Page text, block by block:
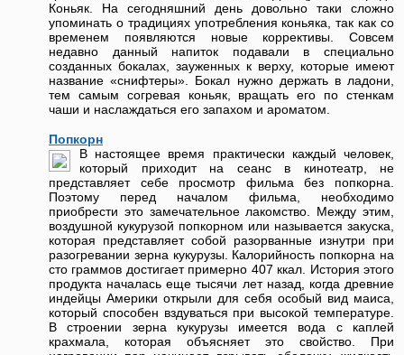
Коньяк. На сегодняшний день довольно таки сложно
упоминать о традициях употребления коньяка, так как со
временем появляются новые коррективы. Совсем
недавно данный напиток подавали в специально
созданных бокалах, зауженных к верху, которые имеют
название «снифтеры». Бокал нужно держать в ладони,
тем самым согревая коньяк, вращать его по стенкам
чаши и наслаждаться его запахом и ароматом.
Попкорн
В настоящее время практически каждый человек,
который приходит на сеанс в кинотеатр, не
представляет себе просмотр фильма без попкорна.
Поэтому перед началом фильма, необходимо
приобрести это замечательное лакомство. Между этим,
воздушной кукурузой попкорном или называется закуска,
которая представляет собой разорванные изнутри при
разогревании зерна кукурузы. Калорийность попкорна на
сто граммов достигает примерно 407 ккал. История этого
продукта началась еще тысячи лет назад, когда древние
индейцы Америки открыли для себя особый вид маиса,
который способен вздуваться при высокой температуре.
В строении зерна кукурузы имеется вода с каплей
крахмала, которая объясняет это свойство. При